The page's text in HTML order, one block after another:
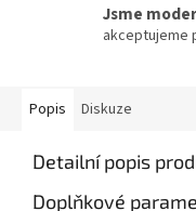
Jsme
akceptujeme
Popis Diskuze
Detailní popis
Doplňkové